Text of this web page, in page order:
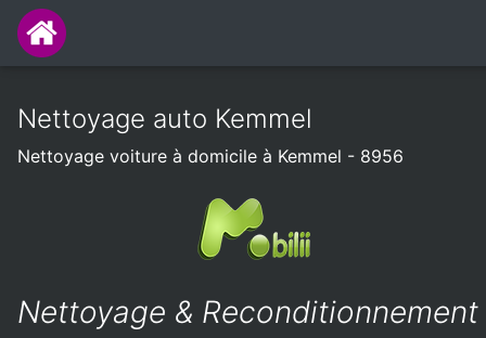
Nettoyage auto Kemmel
Nettoyage voiture à domicile à Kemmel - 8956
Nettoyage & Reconditionnement